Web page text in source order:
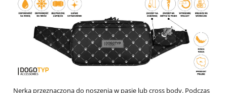
Nerka przeznaczona do noszenia w pasie lub cross body. Podczas